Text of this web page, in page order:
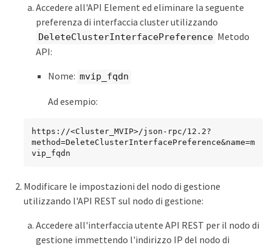
Accedere all'API Element ed eliminare la seguente
preferenza di interfaccia cluster utilizzando
DeleteClusterInterfacePreference Metodo
API:
Nome: mvip_fqdn
Ad esempio:
https://<Cluster_MVIP>/json-rpc/12.2?
method=DeleteClusterInterfacePreference&name=m
vip_fqdn
Modificare le impostazioni del nodo di gestione
utilizzando l'API REST sul nodo di gestione:
Accedere all'interfaccia utente API REST per il nodo di
gestione immettendo l'indirizzo IP del nodo di